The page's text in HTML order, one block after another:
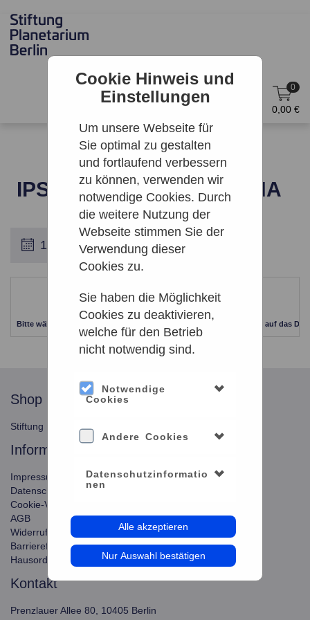
Cookie Hinweis und
Einstellungen
Um unsere Webseite für
Sie optimal zu gestalten
und fortlaufend verbessern
zu können, verwenden wir
notwendige Cookies. Durch
die weitere Nutzung der
Webseite stimmen Sie der
Verwendung dieser
Cookies zu.
Sie haben die Möglichkeit
Cookies zu deaktivieren,
welche für den Betrieb
nicht notwendig sind.
Notwendige
Cookies
Andere Cookies
Datenschutzinformatio
nen
Alle akzeptieren
Nur Auswahl bestätigen
0
0,00 €
IPS | IMERSA DAY IN JENA
Leider keine Ergebnisse gefunden
Bitte wählen Sie einen anderen Zeitraum aus. Klicken Sie Bitte dazu auf das
shop
Stiftung Planetarium Berlin
information
Impressum
Datenschutz
Cookie-Verwendung
AGB
Widerrufsbelehrung
Barrierefreiheit
Hausordnung
kontakt
Prenzlauer Allee 80, 10405 Berlin